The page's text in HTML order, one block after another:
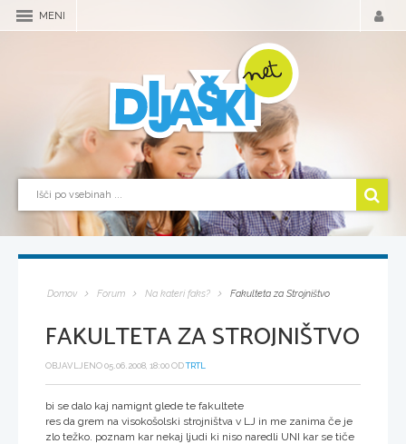
MENI
Domov Forum Na kateri faks? Fakulteta za Strojništvo
FAKULTETA ZA STROJNIŠTVO
OBJAVLJENO 05.06.2008, 18:00 ODTRTL
bi se dalo kaj namignt glede te fakultete
res da grem na visokošolski strojništva v LJ in me zanima če je
zlo težko. poznam kar nekaj ljudi ki niso naredli UNI kar se tiče